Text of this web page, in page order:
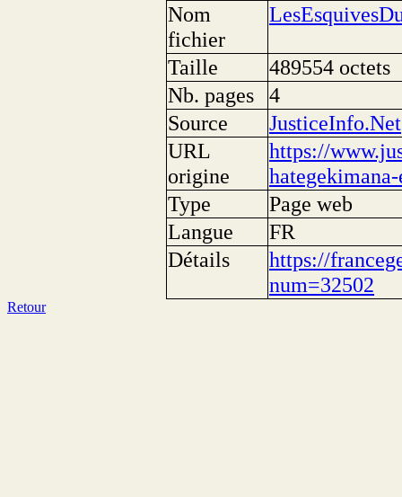
Nom
fichier
Taille
489554 octets
Nb. pages
4
Source
JusticeInfo.Net
URL
origine
https://
Type
Page web
Langue
FR
Détails
https://
num=32502
Retour